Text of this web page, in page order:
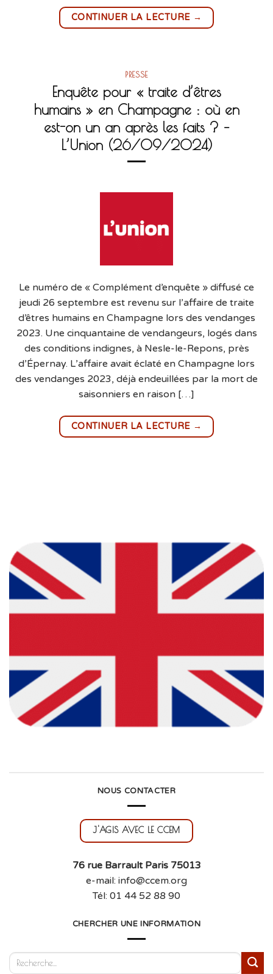
CONTINUER LA LECTURE →
PRESSE
Enquête pour « traite d’êtres
humains » en Champagne : où en
est-on un an après les faits ? –
L’Union (26/09/2024)
Le numéro de « Complément d’enquête » diffusé ce
jeudi 26 septembre est revenu sur l’affaire de traite
d’êtres humains en Champagne lors des vendanges
2023. Une cinquantaine de vendangeurs, logés dans
des conditions indignes, à Nesle-le-Repons, près
d’Épernay. L’affaire avait éclaté en Champagne lors
des vendanges 2023, déjà endeuillées par la mort de
saisonniers en raison […]
CONTINUER LA LECTURE →
NOUS CONTACTER
J'AGIS AVEC LE CCEM
76 rue Barrault Paris 75013
e-mail: info@ccem.org
Tél: 01 44 52 88 90
CHERCHER UNE INFORMATION